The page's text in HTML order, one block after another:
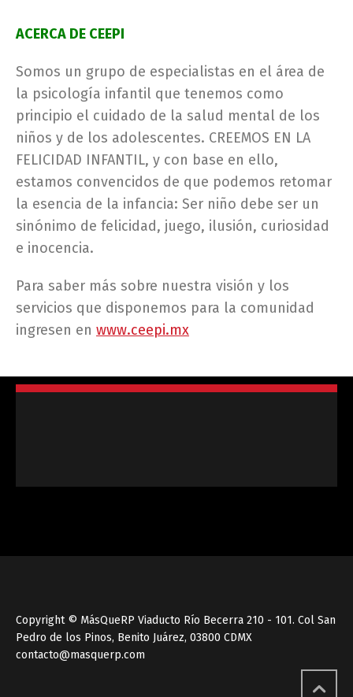
ACERCA DE CEEPI
Somos un grupo de especialistas en el área de
la psicología infantil que tenemos como
principio el cuidado de la salud mental de los
niños y de los adolescentes. CREEMOS EN LA
FELICIDAD INFANTIL, y con base en ello,
estamos convencidos de que podemos retomar
la esencia de la infancia: Ser niño debe ser un
sinónimo de felicidad, juego, ilusión, curiosidad
e inocencia.
Para saber más sobre nuestra visión y los
servicios que disponemos para la comunidad
ingresen en www.ceepi.mx
Copyright © MásQueRP Viaducto Río Becerra 210 - 101. Col San
Pedro de los Pinos, Benito Juárez, 03800 CDMX
contacto@masquerp.com